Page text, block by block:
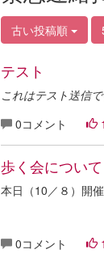
古い投稿順
テスト
これはテスト送信で
0コメント
歩く会について
本日（10／８）開
0コメント